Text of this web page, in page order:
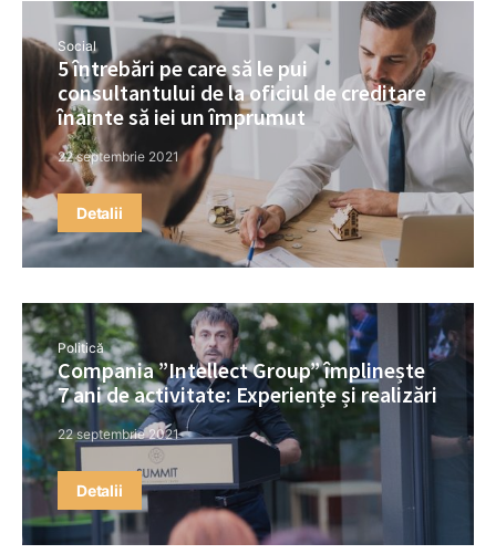
Social
5 întrebări pe care să le pui
consultantului de la oficiul de creditare
înainte să iei un împrumut
22 septembrie 2021
Detalii
Politică
Compania ”Intellect Group” împlinește
7 ani de activitate: Experiențe și realizări
22 septembrie 2021
Detalii